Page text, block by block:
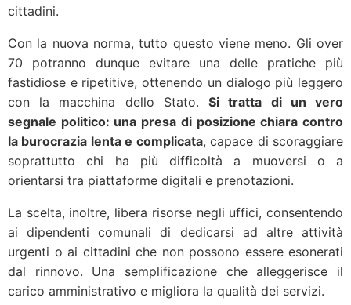
cittadini.
Con la nuova norma, tutto questo viene meno. Gli over
70 potranno dunque evitare una delle pratiche più
fastidiose e ripetitive, ottenendo un dialogo più leggero
con la macchina dello Stato.Si tratta di un vero
segnale politico: una presa di posizione chiara contro
la burocrazia lenta e complicata, capace di scoraggiare
soprattutto chi ha più difficoltà a muoversi o a
orientarsi tra piattaforme digitali e prenotazioni.
La scelta, inoltre, libera risorse negli uffici, consentendo
ai dipendenti comunali di dedicarsi ad altre attività
urgenti o ai cittadini che non possono essere esonerati
dal rinnovo. Una semplificazione che alleggerisce il
carico amministrativo e migliora la qualità dei servizi.